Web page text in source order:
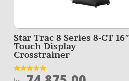
Star Trac 8 Series 8-CT 16″
Touch Display
Crosstrainer
Vurderet